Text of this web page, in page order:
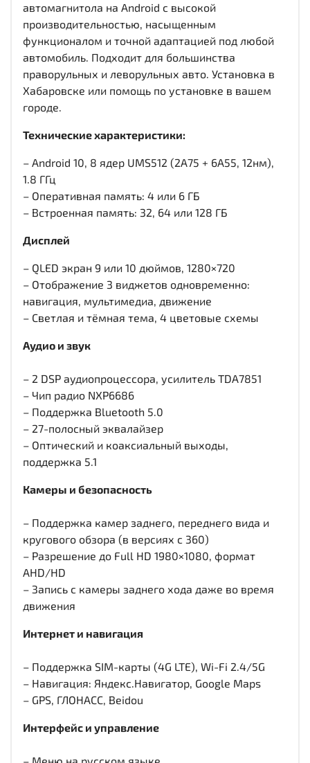
автомагнитола на Android с высокой
производительностью, насыщенным
функционалом и точной адаптацией под любой
автомобиль. Подходит для большинства
праворульных и леворульных авто. Установка в
Хабаровске или помощь по установке в вашем
городе.
Технические характеристики:
– Android 10, 8 ядер UMS512 (2A75 + 6A55, 12нм),
1.8 ГГц
– Оперативная память: 4 или 6 ГБ
– Встроенная память: 32, 64 или 128 ГБ
Дисплей
– QLED экран 9 или 10 дюймов, 1280×720
– Отображение 3 виджетов одновременно:
навигация, мультимедиа, движение
– Светлая и тёмная тема, 4 цветовые схемы
Аудио и звук
– 2 DSP аудиопроцессора, усилитель TDA7851
– Чип радио NXP6686
– Поддержка Bluetooth 5.0
– 27-полосный эквалайзер
– Оптический и коаксиальный выходы,
поддержка 5.1
Камеры и безопасность
– Поддержка камер заднего, переднего вида и
кругового обзора (в версиях с 360)
– Разрешение до Full HD 1980×1080, формат
AHD/HD
– Запись с камеры заднего хода даже во время
движения
Интернет и навигация
– Поддержка SIM-карты (4G LTE), Wi-Fi 2.4/5G
– Навигация: Яндекс.Навигатор, Google Maps
– GPS, ГЛОНАСС, Beidou
Интерфейс и управление